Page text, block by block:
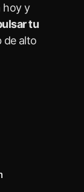
hoy y
tu
de alto